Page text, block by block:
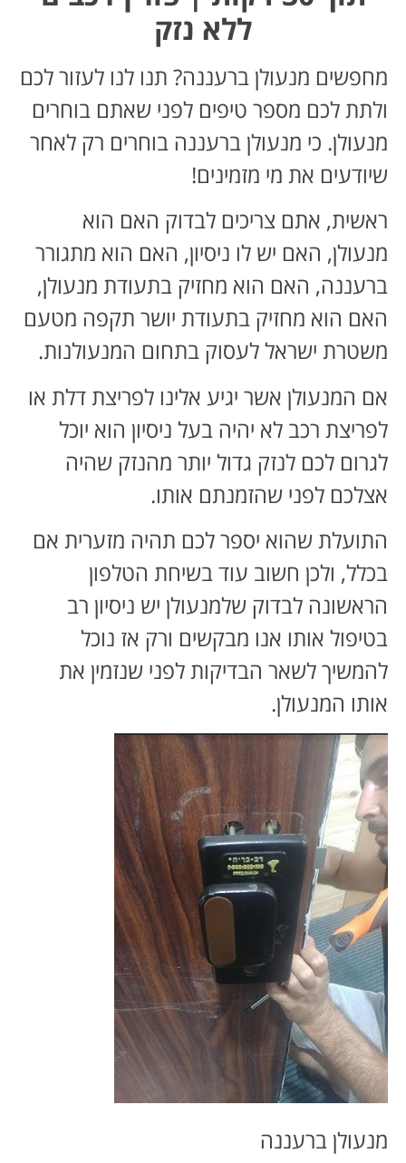
ללא נזק
מחפשים מנעולן ברעננה? תנו לנו לעזור לכם
ולתת לכם מספר טיפים לפני שאתם בוחרים
מנעולן. כי מנעולן ברעננה בוחרים רק לאחר
שיודעים את מי מזמינים!
ראשית, אתם צריכים לבדוק האם הוא
מנעולן, האם יש לו ניסיון, האם הוא מתגורר
ברעננה, האם הוא מחזיק בתעודת מנעולן,
האם הוא מחזיק בתעודת יושר תקפה מטעם
משטרת ישראל לעסוק בתחום המנעולנות.
אם המנעולן אשר יגיע אלינו לפריצת דלת או
לפריצת רכב לא יהיה בעל ניסיון הוא יוכל
לגרום לכם לנזק גדול יותר מהנזק שהיה
אצלכם לפני שהזמנתם אותו.
התועלת שהוא יספר לכם תהיה מזערית אם
בכלל, ולכן חשוב עוד בשיחת הטלפון
הראשונה לבדוק שלמנעולן יש ניסיון רב
בטיפול אותו אנו מבקשים ורק אז נוכל
להמשיך לשאר הבדיקות לפני שנזמין את
אותו המנעולן.
מנעולן ברעננה